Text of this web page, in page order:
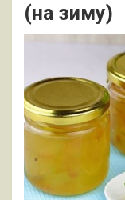
(на зиму)